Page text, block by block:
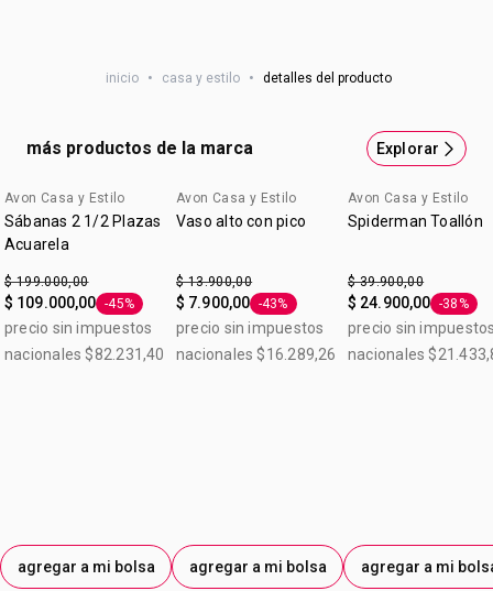
inicio • casa y estilo • detalles del producto
más productos de la marca Explorar
Avon Casa y Estilo
Sábanas 2 1/2 Plazas
Acuarela
$ 199.000,00
$ 109.000,00 Etiqueta -45%
-45%
precio sin impuestos
nacionales $82.231,40
agregar a mi bolsa
Avon Casa y Estilo
Vaso alto con pico
$ 13.900,00
$ 7.900,00 Etiqueta -43%
-43%
precio sin impuestos
nacionales $16.289,26
agregar a mi bolsa
Avon Casa y Estilo
Spiderman Toallón
$ 39.900,00
$ 24.900,00 Etiqueta
-38%
precio sin
nacionales
agregar a mi